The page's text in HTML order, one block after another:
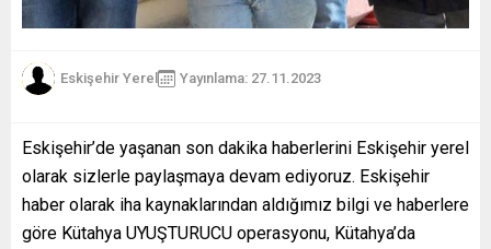
Eskişehir Yerel Yayınlama: 27.11.2023
Eskişehir’de yaşanan son dakika haberlerini Eskişehir yerel
olarak sizlerle paylaşmaya devam ediyoruz. Eskişehir
haber olarak iha kaynaklarından aldığımız bilgi ve haberlere
göre Kütahya UYUŞTURUCU operasyonu, Kütahya’da